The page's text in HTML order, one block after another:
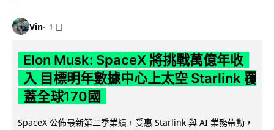
Vin 1 日
Elon Musk: SpaceX 將挑戰萬億年收
入 目標明年數據中心上太空 Starlink 覆
蓋全球170國
SpaceX 公佈最新第二季業績，受惠 Starlink 與 AI 業務帶動，